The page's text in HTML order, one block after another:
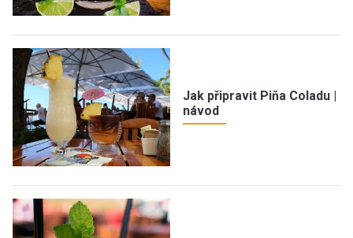
Jak připravit Piňa Coladu |
návod